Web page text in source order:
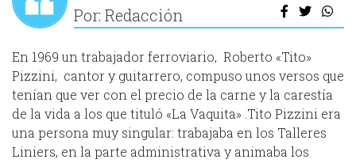
Por: Redacción
En 1969 un trabajador ferroviario, Roberto «Tito»
Pizzini, cantor y guitarrero, compuso unos versos que
tenían que ver con el precio de la carne y la carestía
de la vida a los que tituló «La Vaquita» .Tito Pizzini era
una persona muy singular: trabajaba en los Talleres
Liniers, en la parte administrativa y animaba los